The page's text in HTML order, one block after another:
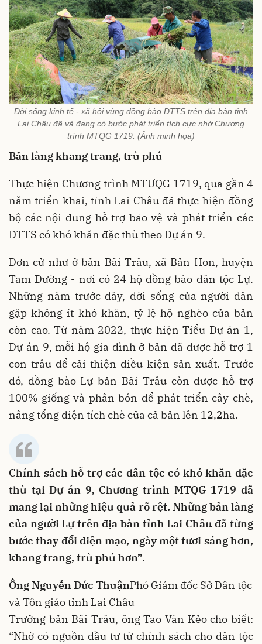
Đời sống kinh tế - xã hội vùng đồng bào DTTS trên địa bàn tỉnh
Lai Châu đã và đang có bước phát triển tích cực nhờ Chương
trình MTQG 1719. (Ảnh minh họa)
Bản làng khang trang, trù phú
Thực hiện Chương trình MTƯQG 1719, qua gần 4
năm triển khai, tỉnh Lai Châu đã thực hiện đồng
bộ các nội dung hỗ trợ bảo vệ và phát triển các
DTTS có khó khăn đặc thù theo Dự án 9.
Đơn cử như ở bản Bãi Trâu, xã Bản Hon, huyện
Tam Đường - nơi có 24 hộ đồng bào dân tộc Lự.
Những năm trước đây, đời sống của người dân
gặp không ít khó khăn, tỷ lệ hộ nghèo của bản
còn cao. Từ năm 2022, thực hiện Tiểu Dự án 1,
Dự án 9, mỗi hộ gia đình ở bản đã được hỗ trợ 1
con trâu để cải thiện điều kiện sản xuất. Trước
đó, đồng bào Lự bản Bãi Trâu còn được hỗ trợ
100% giống và phân bón để phát triển cây chè,
nâng tổng diện tích chè của cả bản lên 12,2ha.
Chính sách hỗ trợ các dân tộc có khó khăn đặc
thù tại Dự án 9, Chương trình MTQG 1719 đã
mang lại những hiệu quả rõ rệt. Những bản làng
của người Lự trên địa bàn tỉnh Lai Châu đã từng
bước thay đổi diện mạo, ngày một tươi sáng hơn,
khang trang, trù phú hơn”.
Ông Nguyễn Đức ThuậnPhó Giám đốc Sở Dân tộc
và Tôn giáo tỉnh Lai Châu
Trưởng bản Bãi Trâu, ông Tao Văn Kẻo cho biết:
“Nhờ có nguồn đầu tư từ chính sách cho dân tộc